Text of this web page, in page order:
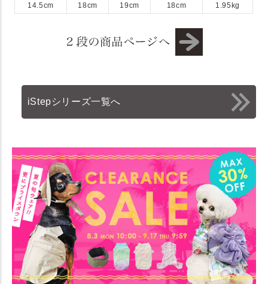
14.5cm
18cm 19cm 18cm 1.95kg
iStepシリーズ一覧へ